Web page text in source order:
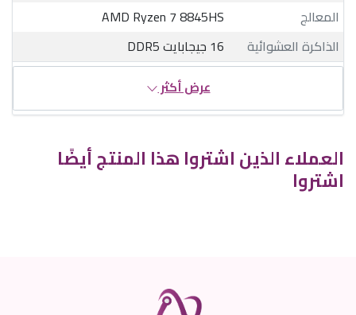
المعالج
AMD Ryzen 7 8845HS
الذاكرة العشوائية
16 جيجابايت DDR5
عرض أكثر
العملاء الذين اشتروا هذا المنتج أيضًا
اشتروا